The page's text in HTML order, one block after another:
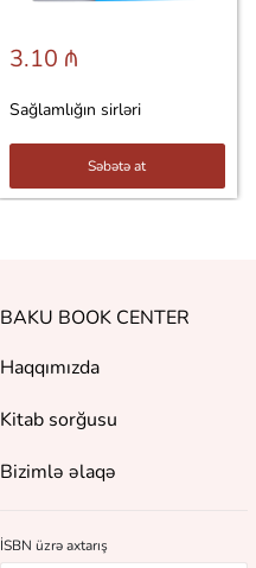
3.10 ₼
Sağlamlığın sirləri
Səbətə at
BAKU BOOK CENTER
Haqqımızda
Kitab sorğusu
Bizimlə əlaqə
İSBN üzrə axtarış